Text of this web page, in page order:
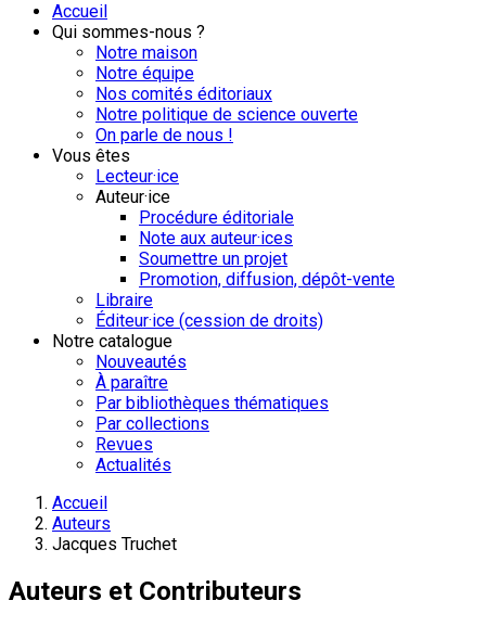
Accueil
Qui sommes-nous ?
Notre maison
Notre équipe
Nos comités éditoriaux
Notre politique de science ouverte
On parle de nous !
Vous êtes
Lecteur·ice
Auteur·ice
Procédure éditoriale
Note aux auteur·ices
Soumettre un projet
Promotion, diffusion, dépôt-vente
Libraire
Éditeur·ice (cession de droits)
Notre catalogue
Nouveautés
À paraître
Par bibliothèques thématiques
Par collections
Revues
Actualités
Accueil
Auteurs
Jacques Truchet
Auteurs et Contributeurs